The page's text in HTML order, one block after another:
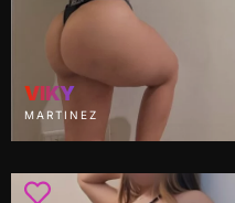
VIKY
MARTINEZ